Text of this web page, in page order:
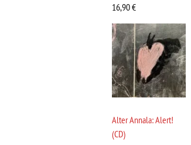
16,90€
Alter Annala: Alert!
(CD)